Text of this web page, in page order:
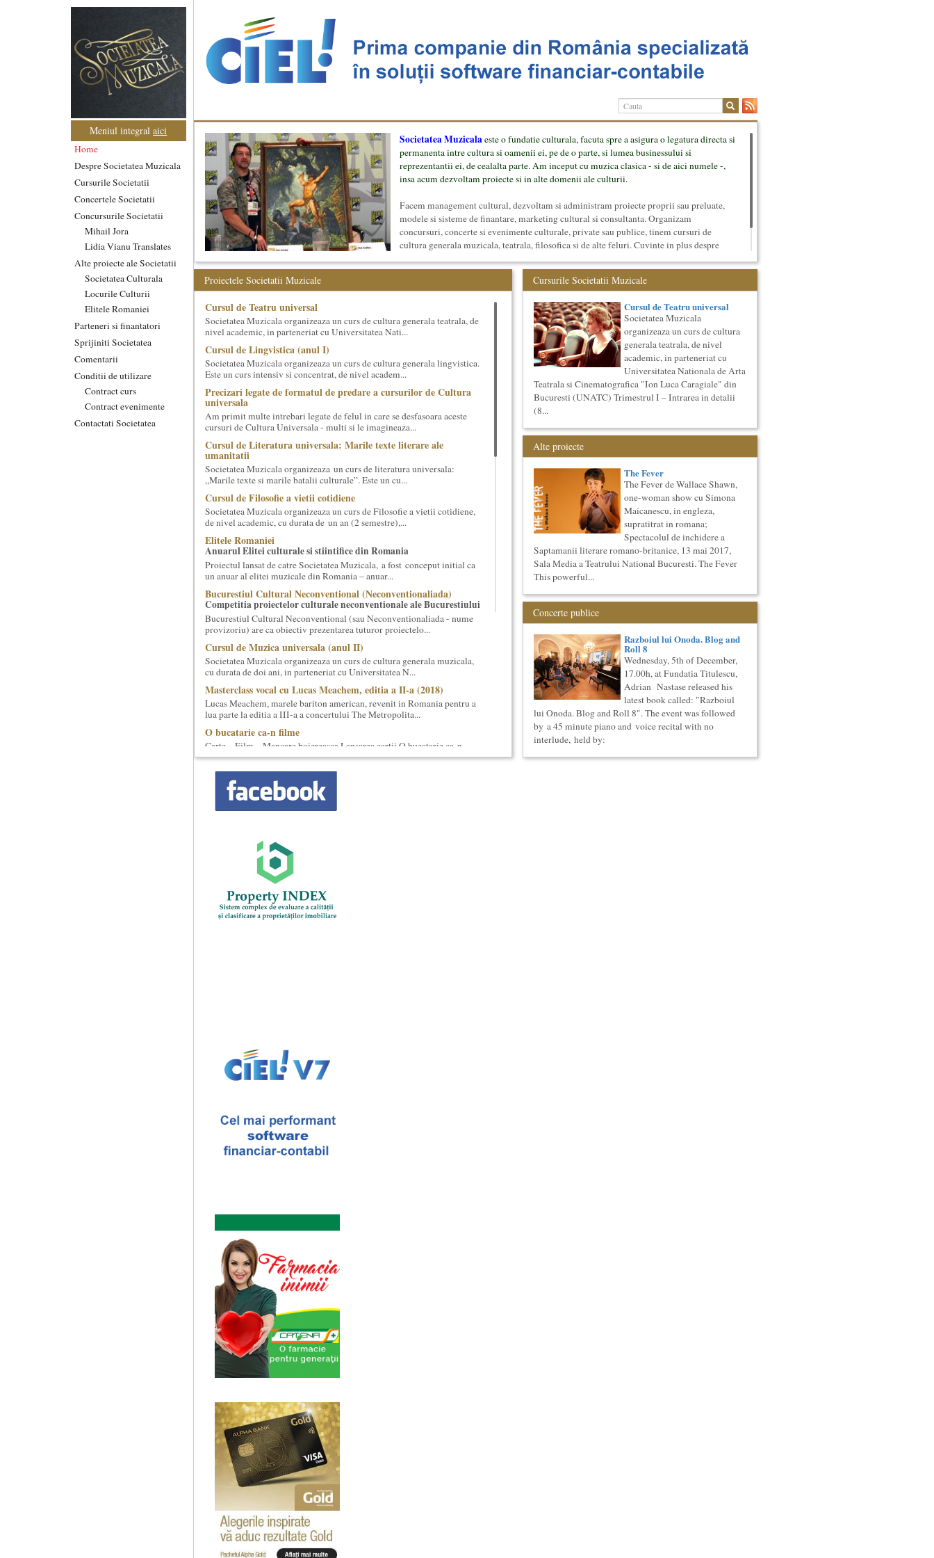
Meniul integralaici
Home
Despre Societatea Muzicala
Cursurile Societatii
Concertele Societatii
Concursurile Societatii
Mihail Jora
Lidia Vianu Translates
Alte proiecte ale Societatii
Societatea Culturala
Locurile Culturii
Elitele Romaniei
Parteneri si finantatori
Sprijiniti Societatea
Comentarii
Conditii de utilizare
Contract curs
Contract evenimente
Contactati Societatea
Societatea Muzicalaeste o fundatie culturala, facuta spre a asigura o legatura directa si
permanenta intre cultura si oamenii ei, pe de o parte, si lumea businessului si
reprezentantii ei, de cealalta parte. Am inceput cu muzica clasica - si de aici numele -,
insa acum dezvoltam proiecte si in alte domenii ale culturii.
Facem management cultural, dezvoltam si administram proiecte proprii sau preluate,
modele si sisteme de finantare, marketing cultural si consultanta. Organizam
concursuri, concerte si evenimente culturale, private sau publice, tinem cursuri de
cultura generala muzicala, teatrala, filosofica si de alte feluri. Cuvinte in plus despre
mai jos.
Proiectele Societatii Muzicale
Cursul de Teatru universal
Societatea Muzicala organizeaza un curs de cultura generala teatrala, de
nivel academic, in parteneriat cu Universitatea Nati...
Cursul de Lingvistica (anul I)
Societatea Muzicala organizeaza un curs de cultura generala lingvistica.
Este un curs intensiv si concentrat, de nivel academ...
Precizari legate de formatul de predare a cursurilor de Cultura
universala
Am primit multe intrebari legate de felul in care se desfasoara aceste
cursuri de Cultura Universala - multi si le imagineaza...
Cursul de Literatura universala: Marile texte literare ale
umanitatii
Societatea Muzicala organizeaza un curs de literatura universala:
„Marile texte si marile batalii culturale”. Este un cu...
Cursul de Filosofie a vietii cotidiene
Societatea Muzicala organizeaza un curs de Filosofie a vietii cotidiene,
de nivel academic, cu durata de un an (2 semestre),...
Elitele Romaniei
Anuarul Elitei culturale si stiintifice din Romania
Proiectul lansat de catre Societatea Muzicala, a fost conceput initial ca
un anuar al elitei muzicale din Romania – anuar...
Bucurestiul Cultural Neconventional (Neconventionaliada)
Competitia proiectelor culturale neconventionale ale Bucurestiului
Bucurestiul Cultural Neconventional (sau Neconventionaliada - nume
provizoriu) are ca obiectiv prezentarea tuturor proiectelo...
Cursul de Muzica universala (anul II)
Societatea Muzicala organizeaza un curs de cultura generala muzicala,
cu durata de doi ani, in parteneriat cu Universitatea N...
Masterclass vocal cu Lucas Meachem, editia a II-a (2018)
Lucas Meachem, marele bariton american, revenit in Romania pentru a
lua parte la editia a III-a a concertului The Metropolita...
O bucatarie ca-n filme
Carte – Film – Mancare boiereasca Lansarea cartii O bucatarie ca-n
filme, Scenotopul bucatariei in Noul Cinema Romanes...
Locurile Culturii
Catalogul spatiilor in care se pot desfasura evenimente culturale
Proiect lansat de catre Societatea Muzicala, conceput initial pentru
catalogarea spatiilor (interioare) din Bucuresti in care...
Societatea Muzicala organizeaza un curs de Filosofie Generala, de nivel
academic, cu durata de doi ani (4 semestre), impreuna...
Cursul de Lingvistica (anul II)
Societatea Muzicala organizeaza un curs de cultura generala lingvistica.
Este un curs intensiv si concentrat, de nivel academ...
Imaginary Beyond Reality
Expozitie de arta fotografica
Societatea Muzicala organizeaza un curs de cultura generala muzicala
de nivel academic, in parteneriat cu Universitatea Natio...
Cursul de Cinematografie universala: Marile capodopere si marii
cinematografica. Este un curs concentrat si intensiv, de nivel ac...
Saptamana Romano-Britanica 2018
Masterclass de traducere literara stilizata de scriitori englezi
“Lidia Vianu’s Students Translate” Ediția a III-a / 16-21 aprilie 2018 5
Cursul de Sociologie
Societatea Muzicala organizeaza un curs de Sociologie, in parteneriat
cu Facultatea de Sociologie si Asistenta Sociala a Univ...
Ziua Internationala a Subtitrarii
Editia I
Ziua Internationala a Subtitrarii - Editia I Universitatea din Bucuresti,
Sala James Joyce [sala MTTLC] Str. Pitar Mos nr. ...
Masterclass vocal cu Lucas Meachem
Lucas Meachem, marele bariton american, care va sustine concertul de
la Atheneul Roman al Societatii Muzicale din 23 aprilie,...
The Fever
The Fever de Wallace Shawn, one-woman show cu Simona
Maicanescu, in engleza, supratitrat in romana; Spectacolul de inchidere
Cursul de Arta universala: Marile capodopere
Societatea Muzicala organizeaza un curs de arta universala: "Marile
capodopere ale umanitatii". Este un curs intensiv si con...
Cursul de Filosofie generala (anul I)
Societatea Muzicala organizeaza un curs de Filosofie Generala, de nivel
academic, cu durata de doi ani (4 semestre), impreuna...
Societatea Culturala
Platforma online de marketing cultural
Descrierea produsului principal (platforma Internet) Obiectivul
Cursurile Societatii Muzicale
Cursul de Teatru universal
Societatea Muzicala
organizeaza un curs de cultura
generala teatrala, de nivel
academic, in parteneriat cu
Universitatea Nationala de Arta
Teatrala si Cinematografica "Ion Luca Caragiale" din
Bucuresti (UNATC) Trimestrul I – Intrarea in detalii
(8...
Alte proiecte
The Fever
The Fever de Wallace Shawn,
one-woman show cu Simona
Maicanescu, in engleza,
supratitrat in romana;
Spectacolul de inchidere a
Saptamanii literare romano-britanice, 13 mai 2017,
Sala Media a Teatrului National Bucuresti. The Fever
This powerful...
Concerte publice
Razboiul lui Onoda. Blog and
Roll 8
Wednesday, 5th of December,
17.00h, at Fundatia Titulescu,
Adrian Nastase released his
latest book called: "Razboiul
lui Onoda. Blog and Roll 8". The event was followed
by a 45 minute piano and voice recital with no
interlude, held by: